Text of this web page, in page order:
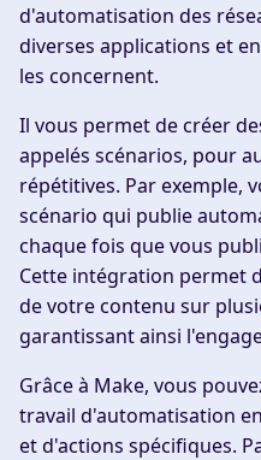
d'automatisation des
diverses applications et
les concernent.
Il vous permet de créer
appelés scénarios, pour
répétitives. Par exemple,
scénario qui publie
chaque fois que vous
Cette intégration permet
de votre contenu sur
garantissant ainsi
Grâce à Make, vous
travail d'automatisation
et d'actions spécifiques.